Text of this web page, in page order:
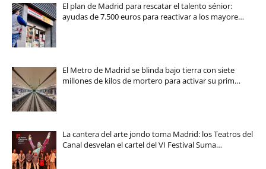
El plan de Madrid para rescatar el talento sénior:
ayudas de 7.500 euros para reactivar a los mayore…
El Metro de Madrid se blinda bajo tierra con siete
millones de kilos de mortero para activar su prim…
La cantera del arte jondo toma Madrid: los Teatros del
Canal desvelan el cartel del VI Festival Suma…